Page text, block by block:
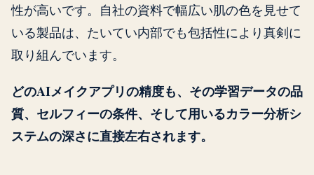
性が高いです。自社の資料で幅広い肌の色を見せて
いる製品は、たいてい内部でも包括性により真剣に
取り組んでいます。
どのAIメイクアプリの精度も、その学習データの品
質、セルフィーの条件、そして用いるカラー分析シ
ステムの深さに直接左右されます。